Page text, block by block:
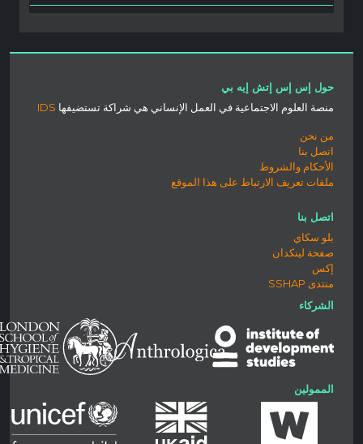
حول إس إس إتش إيه بي
منصة العلوم الاجتماعية في العمل الإنساني هي شراكة تستضيفها IDS
من نحن
اتصل بنا
الأحكام والشروط
ملفات تعريف الارتباط على هذا الموقع
اتصل بنا
بلو سكاي
صفحة لينكدان
إكس
منتدى SSHAP
الشركاء
الممولين